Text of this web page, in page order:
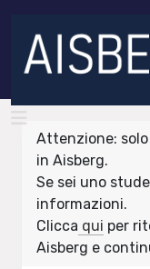
Attenzione:
in Aisberg.
Se sei uno
informazioni.
Clicca qui per
Aisberg e